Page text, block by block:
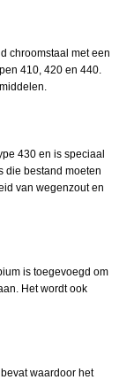
chroomstaal met een
410, 420 en 440.
430 en is speciaal
die bestand moeten
van wegenzout en
is toegevoegd om
Het wordt ook
waardoor het